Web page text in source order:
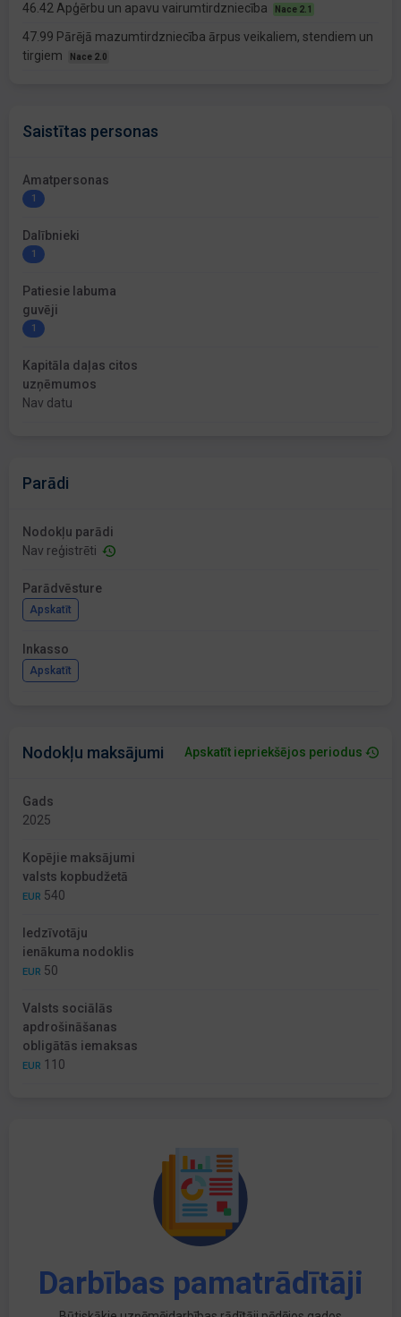
46.42 Apģērbu un apavu vairumtirdzniecība Nace 2.1
47.99 Pārējā mazumtirdzniecība ārpus veikaliem, stendiem un
tirgiem
Nace 2.0
Saistītas personas
Amatpersonas
1
Dalībnieki
1
Patiesie labuma
guvēji
1
Kapitāla daļas citos
uzņēmumos
Nav datu
Parādi
Nodokļu parādi
Nav reģistrēti
Parādvēsture
Apskatīt
Inkasso
Apskatīt
Nodokļu maksājumi Apskatīt iepriekšējos periodus
Gads
2025
Kopējie maksājumi
valsts kopbudžetā
EUR 540
Iedzīvotāju
ienākuma nodoklis
EUR 50
Valsts sociālās
apdrošināšanas
obligātās iemaksas
EUR 110
Darbības pamatrādītāji